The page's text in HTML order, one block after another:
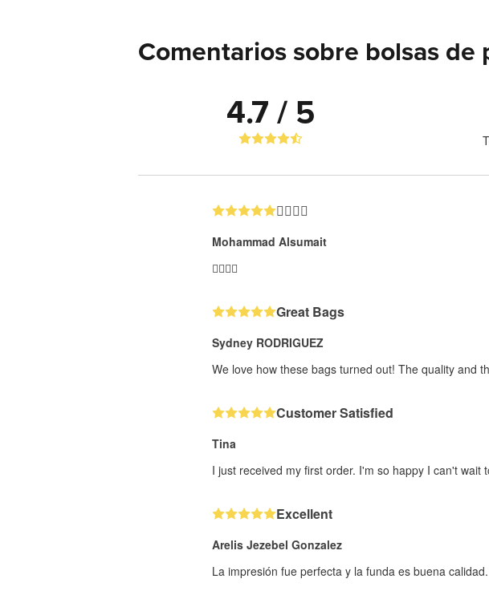
Comentarios sobre bolsas de
4.7 / 5
👍🏼👍🏼
Mohammad Alsumait
👍🏼👍🏼
Great Bags
Sydney RODRIGUEZ
We love how these bags turned out! The quality and
Customer Satisfied
Tina
I just received my first order. I'm so happy I can't
Excellent
Arelis Jezebel Gonzalez
La impresión fue perfecta y la funda es buena